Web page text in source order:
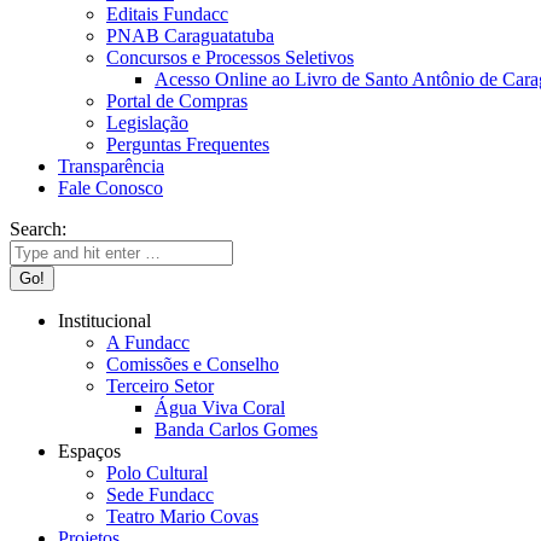
Editais Fundacc
PNAB Caraguatatuba
Concursos e Processos Seletivos
Acesso Online ao Livro de Santo Antônio de
Portal de Compras
Legislação
Perguntas Frequentes
Transparência
Fale Conosco
Search:
Institucional
A Fundacc
Comissões e Conselho
Terceiro Setor
Água Viva Coral
Banda Carlos Gomes
Espaços
Polo Cultural
Sede Fundacc
Teatro Mario Covas